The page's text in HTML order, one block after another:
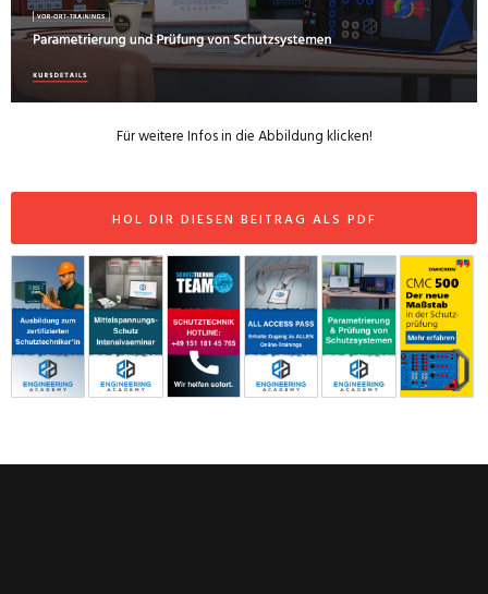
Für weitere Infos in die Abbildung klicken!
HOL DIR DIESEN BEITRAG ALS PDF